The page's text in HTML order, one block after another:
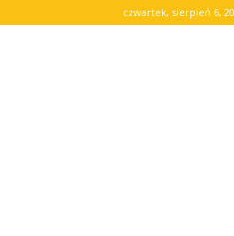
czwartek, sierpień 6,